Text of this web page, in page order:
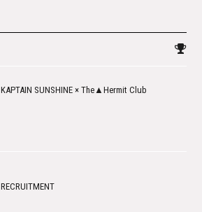
KAPTAIN SUNSHINE × The▲Hermit Club
RECRUITMENT